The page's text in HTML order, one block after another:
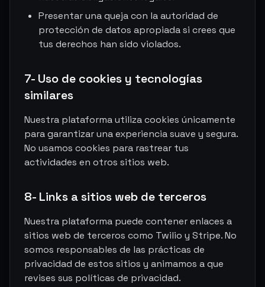
Presentar una queja con la autoridad de
protección de datos apropiada si crees que
tus derechos han sido violados.
7- Uso de cookies y tecnologías
similares
Nuestra plataforma utiliza cookies únicamente
para garantizar una experiencia suave y segura.
No usamos cookies para rastrear tus
actividades en otros sitios web.
8- Links a sitios web de terceros
Nuestra plataforma puede contener enlaces a
sitios web de terceros como Twilio y Stripe. No
somos responsables de las prácticas de
privacidad de estos sitios y animamos a que
revises sus políticas de privacidad.